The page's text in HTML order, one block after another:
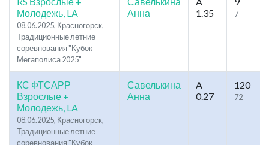
Молодежь, LA
08.06.2025, Красногорск,
Традиционные летние
соревнования "Кубок
Мегаполиса 2025"
Анна
1.35
7
КС ФТСАРР
Взрослые +
Молодежь, LA
08.06.2025, Красногорск,
Традиционные летние
соревнования "Кубок
Савелькина
Анна
A
0.27
120
72